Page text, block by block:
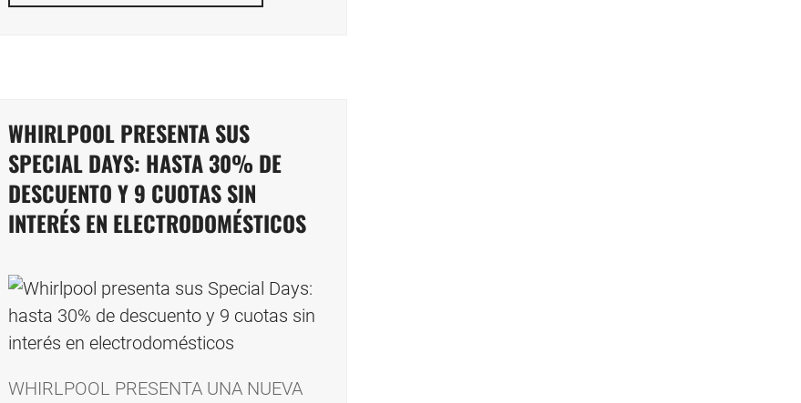
WHIRLPOOL PRESENTA SUS
SPECIAL DAYS: HASTA 30% DE
DESCUENTO Y 9 CUOTAS SIN
INTERÉS EN ELECTRODOMÉSTICOS
WHIRLPOOL PRESENTA UNA NUEVA